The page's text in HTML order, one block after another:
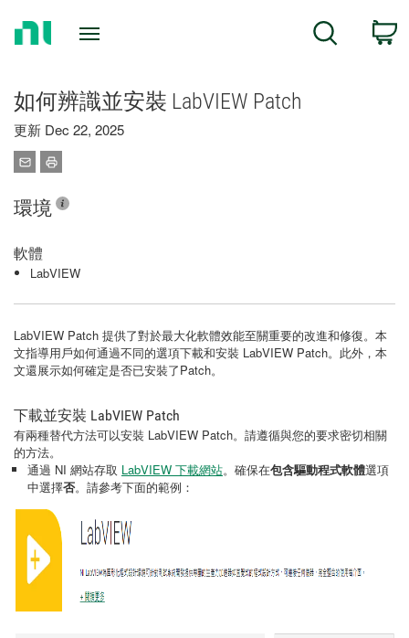
Search
如何辨識並安裝 LabVIEW Patch
更新 Dec 22, 2025
環境
軟體
LabVIEW
LabVIEW Patch 提供了對於最大化軟體效能至關重要的改進和修復。本
文指導用戶如何通過不同的選項下載和安裝 LabVIEW Patch。此外，本
文還展示如何確定是否已安裝了Patch。
下載並安裝 LabVIEW Patch
有兩種替代方法可以安裝 LabVIEW Patch。請遵循與您的要求密切相關
的方法。
通過 NI 網站存取 LabVIEW 下載網站。確保在包含驅動程式軟體選項
中選擇否。請參考下面的範例：